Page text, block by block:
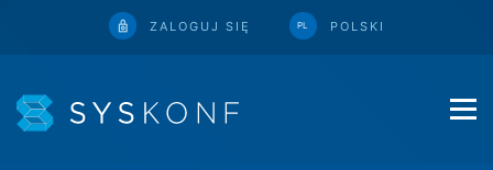
ZALOGUJ SIĘ PL POLSKI